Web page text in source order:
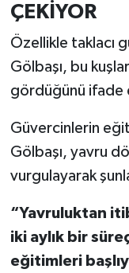
ÇEKİYOR
Özellikle taklacı
Gölbaşı, bu
gördüğünü ifade
Güvercinlerin
Gölbaşı, yavru
vurgulayarak
“Yavruluktan
iki aylık bir
eğitimleri